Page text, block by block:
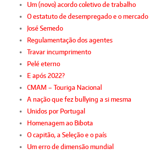
Um (novo) acordo coletivo de trabalho
O estatuto de desempregado e o mercado
José Semedo
Regulamentação dos agentes
Travar incumprimento
Pelé eterno
E após 2022?
CMAM – Touriga Nacional
A nação que fez bullying a si mesma
Unidos por Portugal
Homenagem ao Bibota
O capitão, a Seleção e o país
Um erro de dimensão mundial